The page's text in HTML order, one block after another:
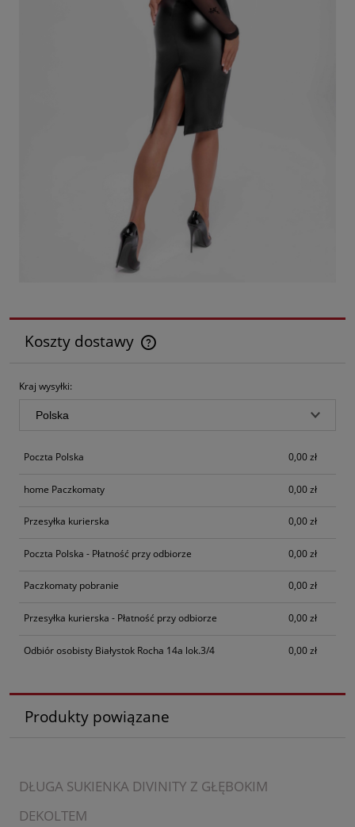
Koszty dostawy
Cena nie zawiera ewentualnych kosztów płatności
Kraj wysyłki:
Poczta Polska 0,00 zł
home Paczkomaty 0,00 zł
Przesyłka kurierska 0,00 zł
Poczta Polska - Płatność przy odbiorze 0,00 zł
Paczkomaty pobranie 0,00 zł
Przesyłka kurierska - Płatność przy odbiorze 0,00 zł
Odbiór osobisty Białystok Rocha 14a lok.3/4 0,00 zł
Produkty powiązane
DŁUGA SUKIENKA DIVINITY Z GŁĘBOKIM
DEKOLTEM